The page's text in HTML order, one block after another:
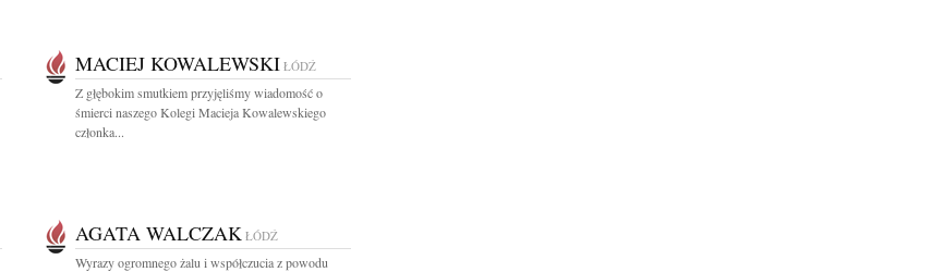
MACIEJ KOWALEWSKI ŁÓDŹ
Z głębokim smutkiem przyjęliśmy wiadomość o
śmierci naszego Kolegi Macieja Kowalewskiego
członka...
AGATA WALCZAK ŁÓDŹ
Wyrazy ogromnego żalu i współczucia z powodu